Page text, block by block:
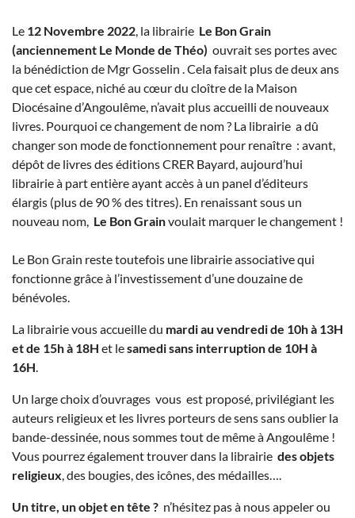
Le 12 Novembre 2022, la librairie Le Bon Grain
(anciennement Le Monde de Théo) ouvrait ses portes avec
la bénédiction de Mgr Gosselin . Cela faisait plus de deux ans
que cet espace, niché au cœur du cloître de la Maison
Diocésaine d’Angoulême, n’avait plus accueilli de nouveaux
livres. Pourquoi ce changement de nom ? La librairie a dû
changer son mode de fonctionnement pour renaître : avant,
dépôt de livres des éditions CRER Bayard, aujourd’hui
librairie à part entière ayant accès à un panel d’éditeurs
élargis (plus de 90 % des titres). En renaissant sous un
nouveau nom, Le Bon Grainvoulait marquer le changement !
Le Bon Grain reste toutefois une librairie associative qui
fonctionne grâce à l’investissement d’une douzaine de
bénévoles.
La librairie vous accueille du mardi au vendredi de 10h à 13H
et de 15h à 18H et lesamedi sans interruption de 10H à
16H.
Un large choix d’ouvrages vous est proposé, privilégiant les
auteurs religieux et les livres porteurs de sens sans oublier la
bande-dessinée, nous sommes tout de même à Angoulême !
Vous pourrez également trouver dans la librairie des objets
religieux, des bougies, des icônes, des médailles….
Un titre, un objet en tête ? n’hésitez pas à nous appeler ou